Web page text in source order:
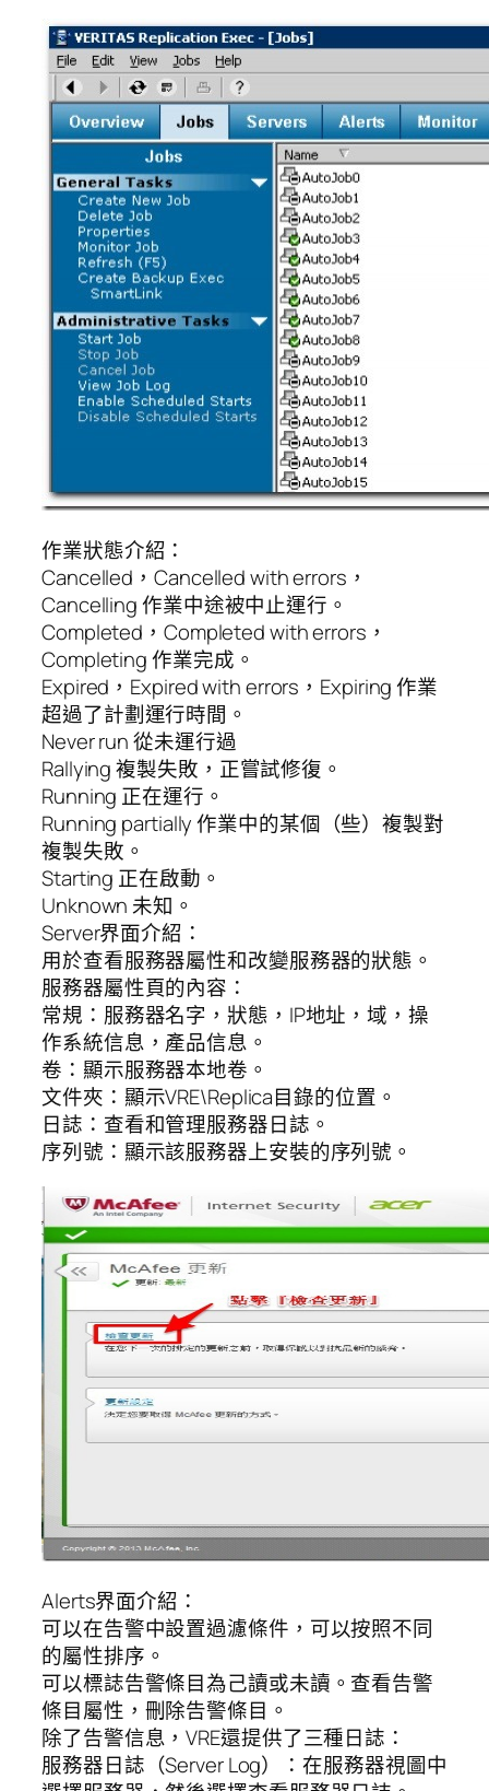
作業狀態介紹：
Cancelled，Cancelled with errors，
Cancelling 作業中途被中止運行。
Completed，Completed with errors，
Completing 作業完成。
Expired，Expired with errors，Expiring 作業
超過了計劃運行時間。
Never run 從未運行過
Rallying 複製失敗，正嘗試修復。
Running 正在運行。
Running partially 作業中的某個（些）複製對
複製失敗。
Starting 正在啟動。
Unknown 未知。
Server界面介紹：
用於查看服務器屬性和改變服務器的狀態。
服務器屬性頁的內容：
常規：服務器名字，狀態，IP地址，域，操
作系統信息，產品信息。
卷：顯示服務器本地卷。
文件夾：顯示VRE\Replica目錄的位置。
日誌：查看和管理服務器日誌。
序列號：顯示該服務器上安裝的序列號。
Alerts界面介紹：
可以在告警中設置過濾條件，可以按照不同
的屬性排序。
可以標誌告警條目為己讀或未讀。查看告警
條目屬性，刪除告警條目。
除了告警信息，VRE還提供了三種日誌：
服務器日誌（Server Log）：在服務器視圖中